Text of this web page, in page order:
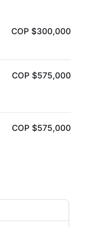
COP $300,000
COP $575,000
COP $575,000